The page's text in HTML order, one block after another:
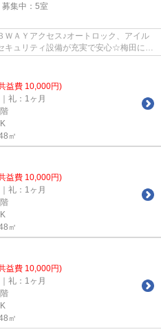
集中： 5室
ＷＡＹアクセス♪オートロック、アイル
キュリティ設備が充実で安心☆梅田に歩
益費 10,000円)
礼：1ヶ月
㎡
益費 10,000円)
礼：1ヶ月
㎡
益費 10,000円)
礼：1ヶ月
㎡